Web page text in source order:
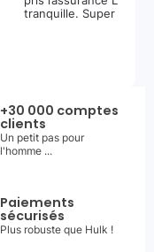
tranquille. Super
+30 000 comptes
clients
Un petit pas pour
l'homme ...
Paiements
sécurisés
Plus robuste que Hulk !